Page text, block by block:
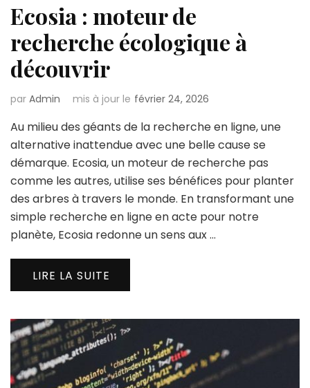
Ecosia : moteur de
recherche écologique à
découvrir
par Admin mis à jour le février 24, 2026
Au milieu des géants de la recherche en ligne, une
alternative inattendue avec une belle cause se
démarque. Ecosia, un moteur de recherche pas
comme les autres, utilise ses bénéfices pour planter
des arbres à travers le monde. En transformant une
simple recherche en ligne en acte pour notre
planète, Ecosia redonne un sens aux …
LIRE LA SUITE